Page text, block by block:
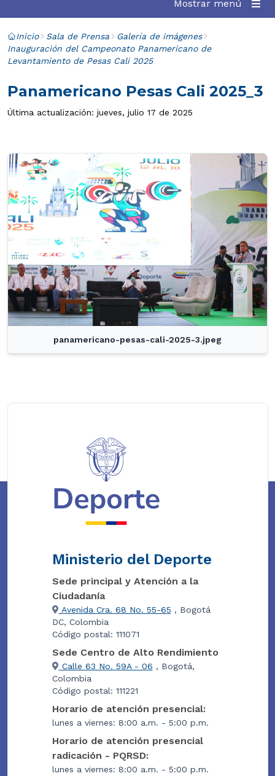
Mostrar menú
Inicio Sala de Prensa
Galería de imágenes
Inauguración del Campeonato Panamericano de
Levantamiento de Pesas Cali 2025
Panamericano Pesas Cali 2025_3
Última actualización: jueves, julio 17 de 2025
panamericano-pesas-cali-2025-3.jpeg
Ministerio del Deporte
Sede principal y Atención a la
Ciudadanía
Avenida Cra. 68 No. 55-65 , Bogotá
DC, Colombia
Código postal: 111071
Sede Centro de Alto Rendimiento
Calle 63 No. 59A - 06 , Bogotá,
Colombia
Código postal: 111221
Horario de atención presencial:
lunes a viernes: 8:00 a.m. - 5:00 p.m.
Horario de atención presencial
radicación - PQRSD:
lunes a viernes: 8:00 a.m. - 5:00 p.m.